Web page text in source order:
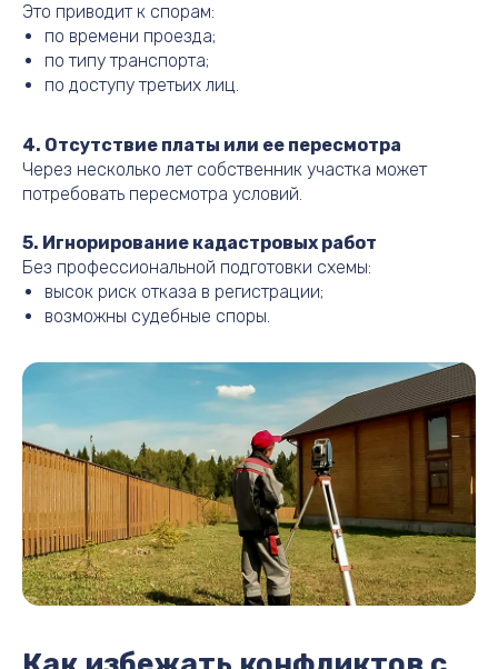
Это приводит к спорам:
по времени проезда;
по типу транспорта;
по доступу третьих лиц.
4. Отсутствие платы или ее пересмотра
Через несколько лет собственник участка может
потребовать пересмотра условий.
5. Игнорирование кадастровых работ
Без профессиональной подготовки схемы:
высок риск отказа в регистрации;
возможны судебные споры.